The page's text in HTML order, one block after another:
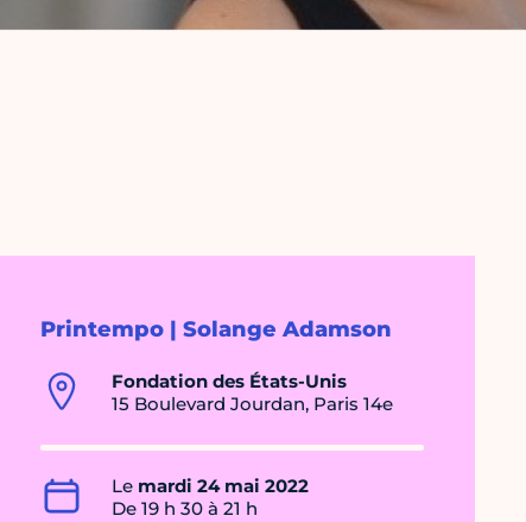
Printempo | Solange Adamson
Fondation des États-Unis
15 Boulevard Jourdan, Paris 14e
Le mardi 24 mai 2022
De 19 h 30 à 21 h